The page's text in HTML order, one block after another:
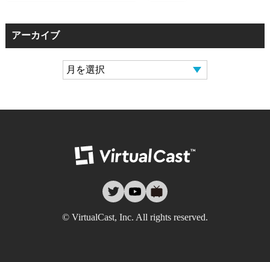
アーカイブ
twitteryoutube
© VirtualCast, Inc. All rights reserved.